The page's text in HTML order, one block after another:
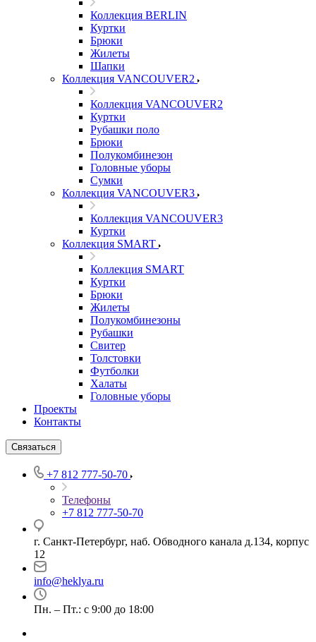
Коллекция BERLIN
Куртки
Брюки
Жилеты
Шапки
Коллекция VANCOUVER2
Коллекция VANCOUVER2
Куртки
Рубашки поло
Брюки
Полукомбинезон
Головные уборы
Сумки
Коллекция VANCOUVER3
Коллекция VANCOUVER3
Куртки
Коллекция SMART
Коллекция SMART
Куртки
Брюки
Жилеты
Полукомбинезоны
Рубашки
Свитер
Толстовки
Футболки
Халаты
Головные уборы
Проекты
Контакты
Связаться
+7 812 777-50-70
Телефоны
+7 812 777-50-70
г. Санкт-Петербург, наб. Обводного канала д.134, корпус
12
info@heklya.ru
Пн. – Пт.: с 9:00 до 18:00